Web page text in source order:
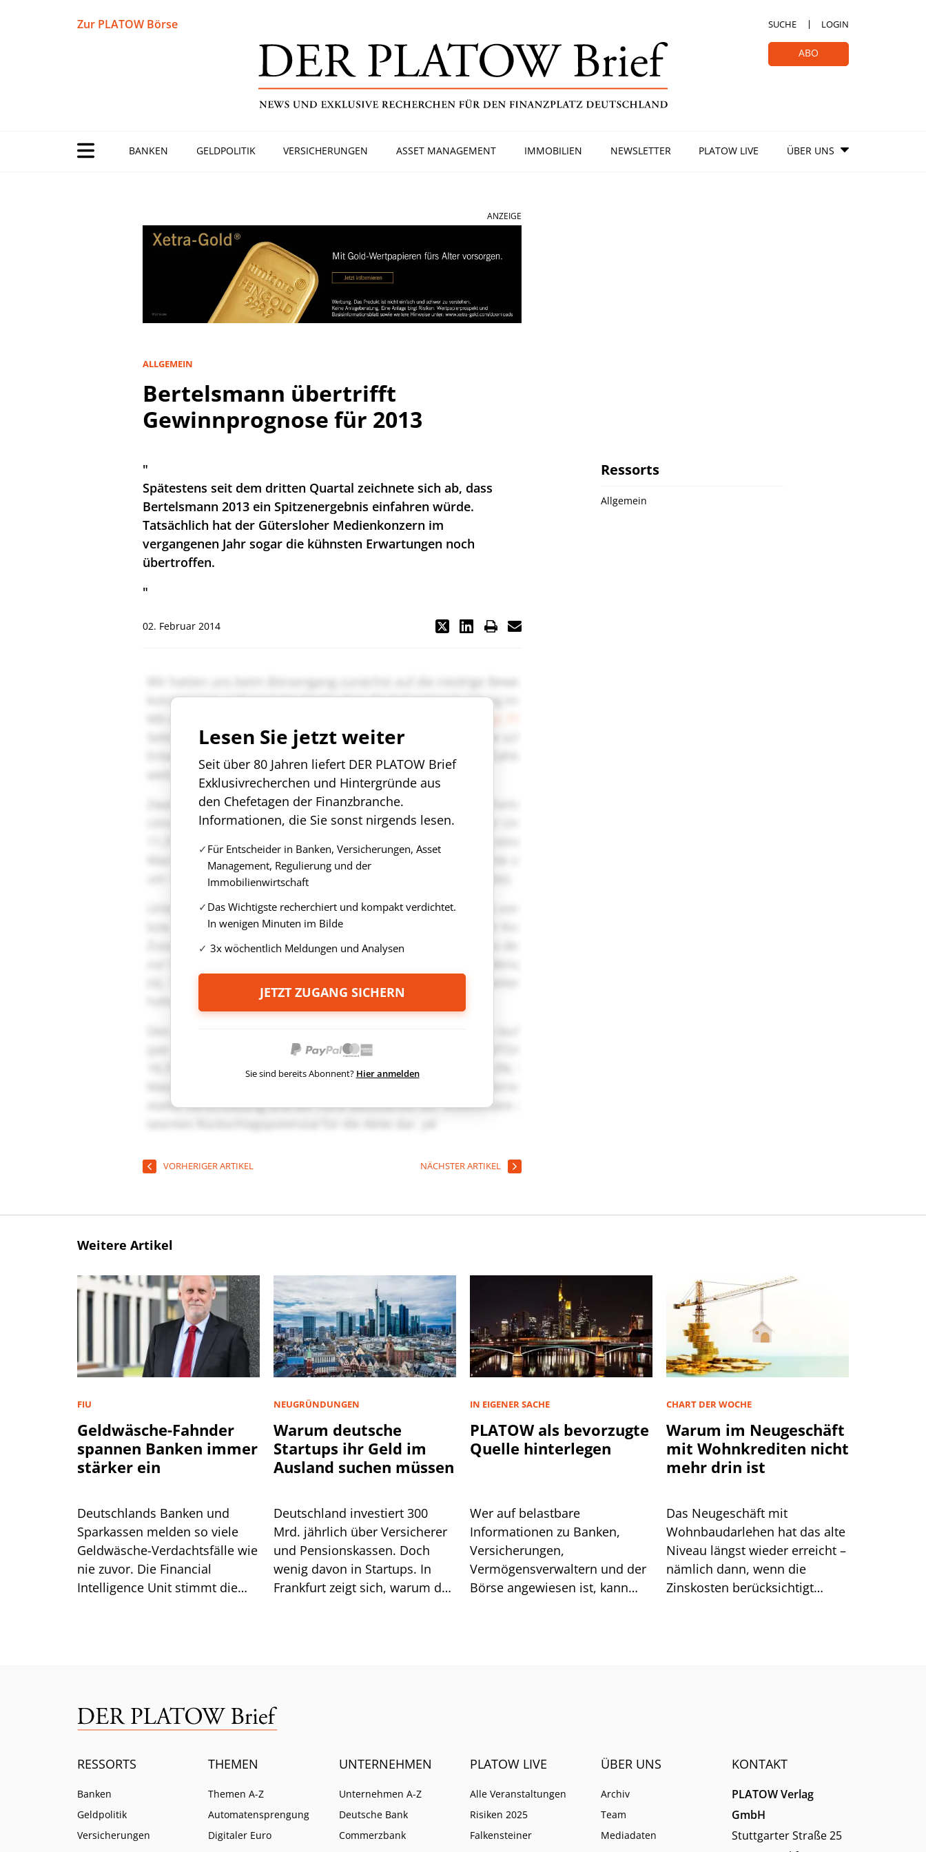
Zur PLATOW Börse SUCHE LOGIN
ABO
BANKEN GELDPOLITIK VERSICHERUNGEN ASSET MANAGEMENT IMMOBILIEN NEWSLETTER PLATOW LIVE ÜBER UNS
ANZEIGE
ALLGEMEIN
Bertelsmann übertrifft
Gewinnprognose für 2013
"
Spätestens seit dem dritten Quartal zeichnete sich ab, dass
Bertelsmann 2013 ein Spitzenergebnis einfahren würde.
Tatsächlich hat der Gütersloher Medienkonzern im
vergangenen Jahr sogar die kühnsten Erwartungen noch
übertroffen.
"
02. Februar 2014
Lesen Sie jetzt weiter
Seit über 80 Jahren liefert DER PLATOW Brief
Exklusivrecherchen und Hintergründe aus
den Chefetagen der Finanzbranche.
Informationen, die Sie sonst nirgends lesen.
Für Entscheider in Banken, Versicherungen, Asset
Management, Regulierung und der
Immobilienwirtschaft
Das Wichtigste recherchiert und kompakt verdichtet.
In wenigen Minuten im Bilde
3x wöchentlich Meldungen und Analysen
JETZT ZUGANG SICHERN
Sie sind bereits Abonnent? Hier anmelden
VORHERIGER ARTIKEL NÄCHSTER ARTIKEL
Ressorts
Allgemein
Weitere Artikel
FIU
Geldwäsche-Fahnder
spannen Banken immer
stärker ein
Deutschlands Banken und
Sparkassen melden so viele
Geldwäsche-Verdachtsfälle wie
nie zuvor. Die Financial
Intelligence Unit stimmt die
NEUGRÜNDUNGEN
Warum deutsche
Startups ihr Geld im
Ausland suchen müssen
Deutschland investiert 300
Mrd. jährlich über Versicherer
und Pensionskassen. Doch
wenig davon in Startups. In
Frankfurt zeigt sich, warum das
IN EIGENER SACHE
PLATOW als bevorzugte
Quelle hinterlegen
Wer auf belastbare
Informationen zu Banken,
Versicherungen,
Vermögensverwaltern und der
Börse angewiesen ist, kann
CHART DER WOCHE
Warum im Neugeschäft
mit Wohnkrediten nicht
mehr drin ist
Das Neugeschäft mit
Wohnbaudarlehen hat das alte
Niveau längst wieder erreicht –
nämlich dann, wenn die
Zinskosten berücksichtigt
RESSORTS
Banken
Geldpolitik
Versicherungen
THEMEN
Themen A-Z
Automatensprengung
Digitaler Euro
UNTERNEHMEN
Unternehmen A-Z
Deutsche Bank
Commerzbank
PLATOW LIVE
Alle Veranstaltungen
Risiken 2025
Falkensteiner
ÜBER UNS
Archiv
Team
Mediadaten
KONTAKT
PLATOW Verlag
GmbH
Stuttgarter Straße 25